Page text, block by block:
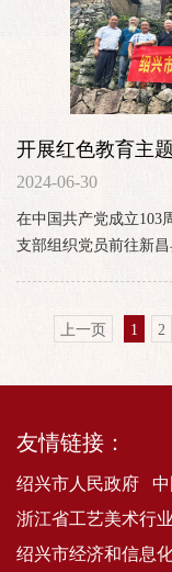
2024-06-30
在中国共产党成立103
支部组织党员前往新昌
上一页
1 2
友情链接：
绍兴市人民政府
浙江省工艺美术行
绍兴市经济和信息